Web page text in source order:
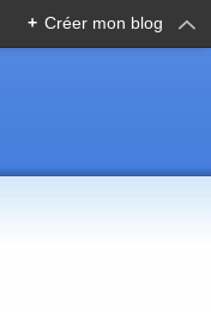
+ Créer mon blog